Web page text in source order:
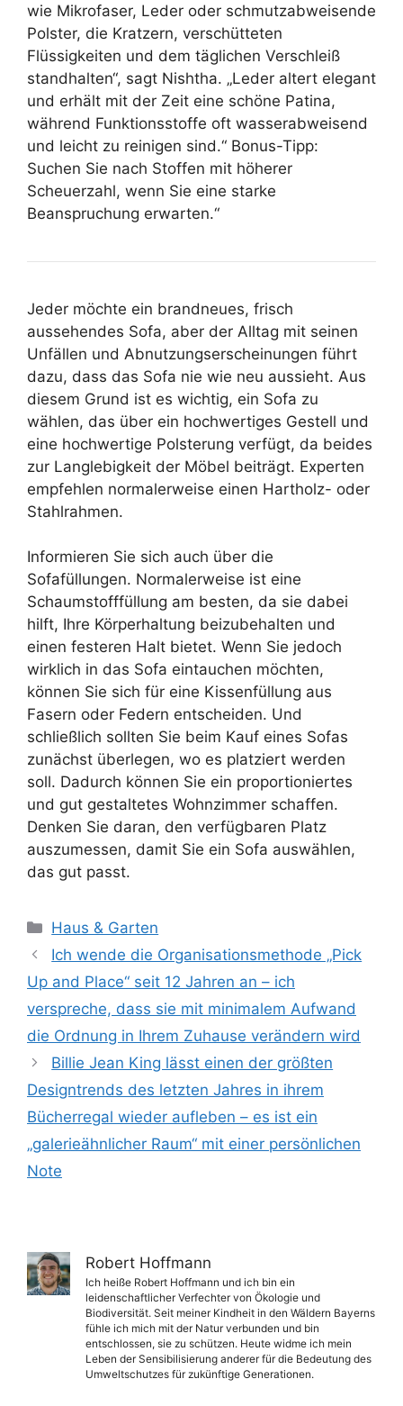
wie Mikrofaser, Leder oder schmutzabweisende
Polster, die Kratzern, verschütteten
Flüssigkeiten und dem täglichen Verschleiß
standhalten“, sagt Nishtha. „Leder altert elegant
und erhält mit der Zeit eine schöne Patina,
während Funktionsstoffe oft wasserabweisend
und leicht zu reinigen sind.“ Bonus-Tipp:
Suchen Sie nach Stoffen mit höherer
Scheuerzahl, wenn Sie eine starke
Beanspruchung erwarten.“
Jeder möchte ein brandneues, frisch
aussehendes Sofa, aber der Alltag mit seinen
Unfällen und Abnutzungserscheinungen führt
dazu, dass das Sofa nie wie neu aussieht. Aus
diesem Grund ist es wichtig, ein Sofa zu
wählen, das über ein hochwertiges Gestell und
eine hochwertige Polsterung verfügt, da beides
zur Langlebigkeit der Möbel beiträgt. Experten
empfehlen normalerweise einen Hartholz- oder
Stahlrahmen.
Informieren Sie sich auch über die
Sofafüllungen. Normalerweise ist eine
Schaumstofffüllung am besten, da sie dabei
hilft, Ihre Körperhaltung beizubehalten und
einen festeren Halt bietet. Wenn Sie jedoch
wirklich in das Sofa eintauchen möchten,
können Sie sich für eine Kissenfüllung aus
Fasern oder Federn entscheiden. Und
schließlich sollten Sie beim Kauf eines Sofas
zunächst überlegen, wo es platziert werden
soll. Dadurch können Sie ein proportioniertes
und gut gestaltetes Wohnzimmer schaffen.
Denken Sie daran, den verfügbaren Platz
auszumessen, damit Sie ein Sofa auswählen,
das gut passt.
Kategorien
Haus & Garten
Ich wende die Organisationsmethode „Pick
Up and Place“ seit 12 Jahren an – ich
verspreche, dass sie mit minimalem Aufwand
die Ordnung in Ihrem Zuhause verändern wird
Billie Jean King lässt einen der größten
Designtrends des letzten Jahres in ihrem
Bücherregal wieder aufleben – es ist ein
„galerieähnlicher Raum“ mit einer persönlichen
Note
Robert Hoffmann
Ich heiße Robert Hoffmann und ich bin ein
leidenschaftlicher Verfechter von Ökologie und
Biodiversität. Seit meiner Kindheit in den Wäldern Bayerns
fühle ich mich mit der Natur verbunden und bin
entschlossen, sie zu schützen. Heute widme ich mein
Leben der Sensibilisierung anderer für die Bedeutung des
Umweltschutzes für zukünftige Generationen.